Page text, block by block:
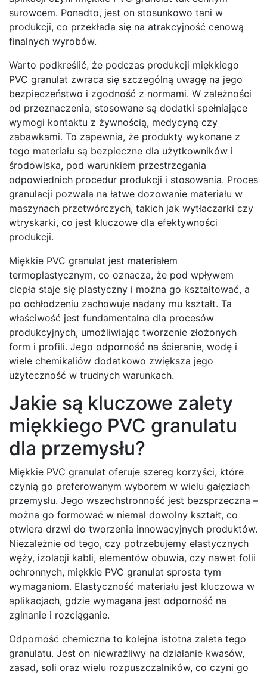
surowcem. Ponadto, jest on stosunkowo tani w
produkcji, co przekłada się na atrakcyjność cenową
finalnych wyrobów.
Warto podkreślić, że podczas produkcji miękkiego
PVC granulat zwraca się szczególną uwagę na jego
bezpieczeństwo i zgodność z normami. W zależności
od przeznaczenia, stosowane są dodatki spełniające
wymogi kontaktu z żywnością, medycyną czy
zabawkami. To zapewnia, że produkty wykonane z
tego materiału są bezpieczne dla użytkowników i
środowiska, pod warunkiem przestrzegania
odpowiednich procedur produkcji i stosowania. Proces
granulacji pozwala na łatwe dozowanie materiału w
maszynach przetwórczych, takich jak wytłaczarki czy
wtryskarki, co jest kluczowe dla efektywności
produkcji.
Miękkie PVC granulat jest materiałem
termoplastycznym, co oznacza, że pod wpływem
ciepła staje się plastyczny i można go kształtować, a
po ochłodzeniu zachowuje nadany mu kształt. Ta
właściwość jest fundamentalna dla procesów
produkcyjnych, umożliwiając tworzenie złożonych
form i profili. Jego odporność na ścieranie, wodę i
wiele chemikaliów dodatkowo zwiększa jego
użyteczność w trudnych warunkach.
Jakie są kluczowe zalety
miękkiego PVC granulatu
dla przemysłu?
Miękkie PVC granulat oferuje szereg korzyści, które
czynią go preferowanym wyborem w wielu gałęziach
przemysłu. Jego wszechstronność jest bezsprzeczna –
można go formować w niemal dowolny kształt, co
otwiera drzwi do tworzenia innowacyjnych produktów.
Niezależnie od tego, czy potrzebujemy elastycznych
węży, izolacji kabli, elementów obuwia, czy nawet folii
ochronnych, miękkie PVC granulat sprosta tym
wymaganiom. Elastyczność materiału jest kluczowa w
aplikacjach, gdzie wymagana jest odporność na
zginanie i rozciąganie.
Odporność chemiczna to kolejna istotna zaleta tego
granulatu. Jest on niewrażliwy na działanie kwasów,
zasad, soli oraz wielu rozpuszczalników, co czyni go